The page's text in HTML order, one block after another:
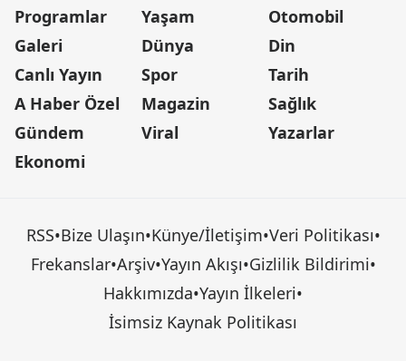
Programlar
Galeri
Canlı Yayın
A Haber Özel
Gündem
Ekonomi
Yaşam
Dünya
Spor
Magazin
Viral
Otomobil
Din
Tarih
Sağlık
Yazarlar
RSS•Bize Ulaşın•Künye/İletişim•Veri Politikası•
Frekanslar•Arşiv•Yayın Akışı•Gizlilik Bildirimi•
Hakkımızda•Yayın İlkeleri•
İsimsiz Kaynak Politikası